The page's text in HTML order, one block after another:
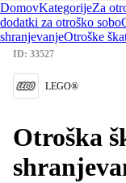
DomovKategorijeZa
dodatki za otroško sobo
shranjevanjeOtroške
ID: 33527
LEGO®
Otroška